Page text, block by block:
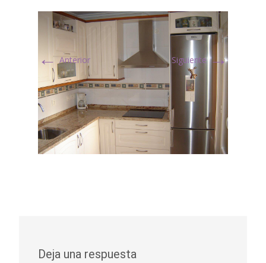
←Anterior Siguiente→
Deja una respuesta